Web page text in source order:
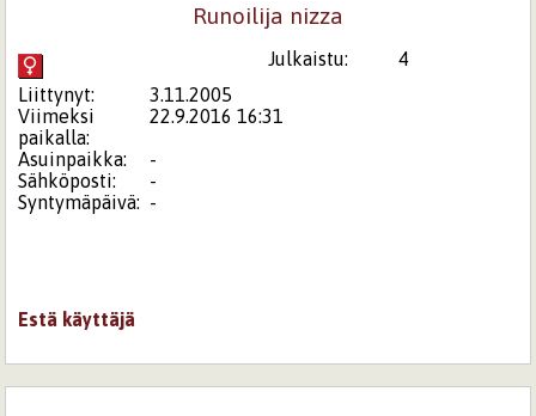
Runoilija nizza
Julkaistu:
4
Liittynyt:
3.11.2005
Viimeksi
paikalla:
22.9.2016 16:31
Asuinpaikka:
-
Sähköposti:
-
Syntymäpäivä: -
Estä käyttäjä